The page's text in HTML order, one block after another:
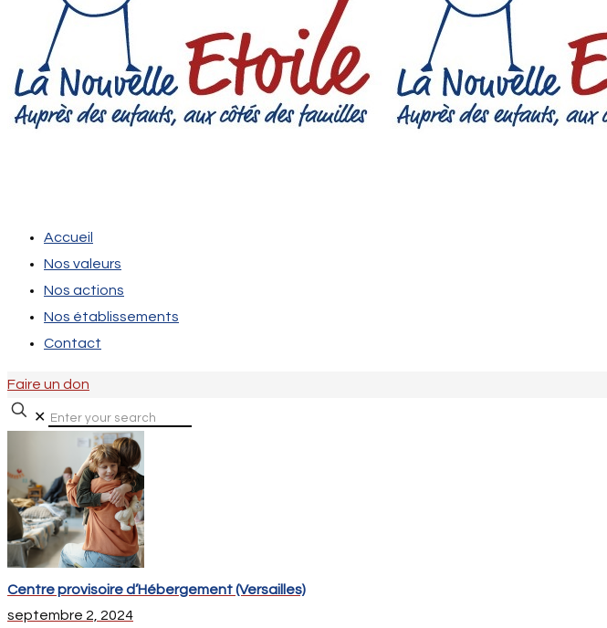
Accueil
Nos valeurs
Nos actions
Nos établissements
Contact
Faire un don
✕
Centre provisoire d’Hébergement (Versailles)
septembre 2, 2024